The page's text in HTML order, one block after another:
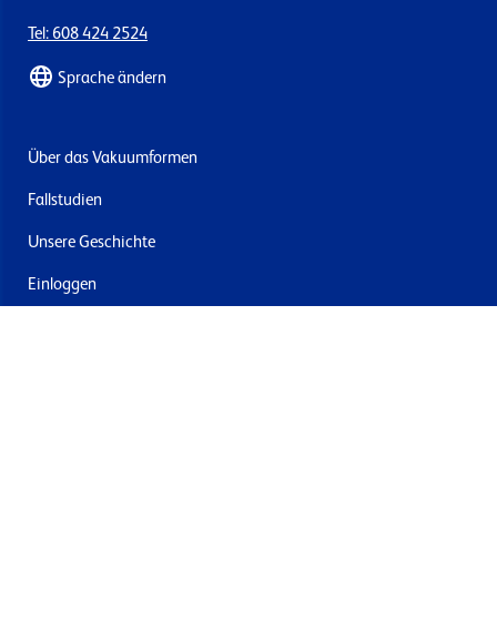
Tel: 608 424 2524
Sprache ändern
Über das Vakuumformen
Fallstudien
Unsere Geschichte
Einloggen